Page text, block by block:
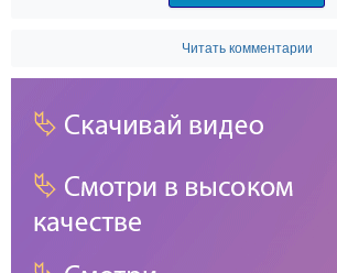
Читать комментарии